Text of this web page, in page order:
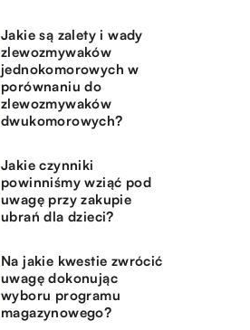
Jakie są zalety i wady
zlewozmywaków
jednokomorowych w
porównaniu do
zlewozmywaków
dwukomorowych?
Jakie czynniki
powinniśmy wziąć pod
uwagę przy zakupie
ubrań dla dzieci?
Na jakie kwestie zwrócić
uwagę dokonując
wyboru programu
magazynowego?